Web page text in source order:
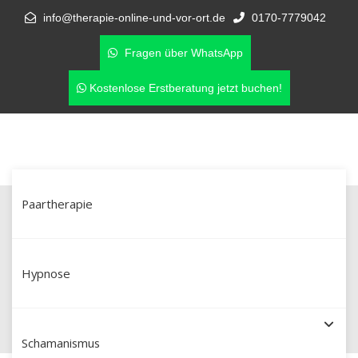
info@therapie-online-und-vor-ort.de 0170-7779042
Fragen über WhatsApp
Kostenlose Erstberatung jetzt buchen!
Paartherapie
Hypnose
Schamanismus
Unterstützung bei Eifersucht &